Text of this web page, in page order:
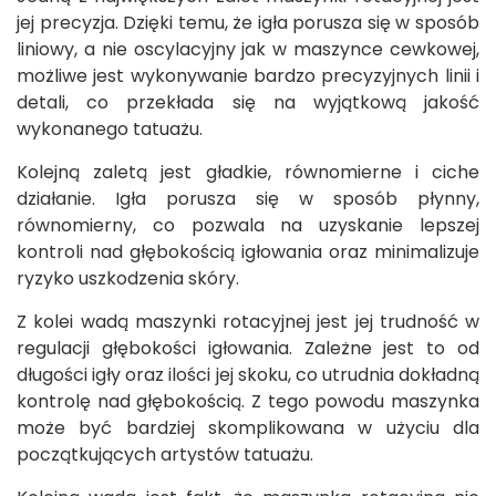
jej precyzja. Dzięki temu, że igła porusza się w sposób
liniowy, a nie oscylacyjny jak w maszynce cewkowej,
możliwe jest wykonywanie bardzo precyzyjnych linii i
detali, co przekłada się na wyjątkową jakość
wykonanego tatuażu.
Kolejną zaletą jest gładkie, równomierne i ciche
działanie. Igła porusza się w sposób płynny,
równomierny, co pozwala na uzyskanie lepszej
kontroli nad głębokością igłowania oraz minimalizuje
ryzyko uszkodzenia skóry.
Z kolei wadą maszynki rotacyjnej jest jej trudność w
regulacji głębokości igłowania. Zależne jest to od
długości igły oraz ilości jej skoku, co utrudnia dokładną
kontrolę nad głębokością. Z tego powodu maszynka
może być bardziej skomplikowana w użyciu dla
początkujących artystów tatuażu.